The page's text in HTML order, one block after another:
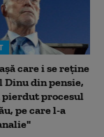
care i se reține
Dinu din pensie,
pierdut procesul
pe care l-a